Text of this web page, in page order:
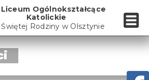
Liceum Ogólnokształcące
Katolickie
Rodziny w Olsztynie